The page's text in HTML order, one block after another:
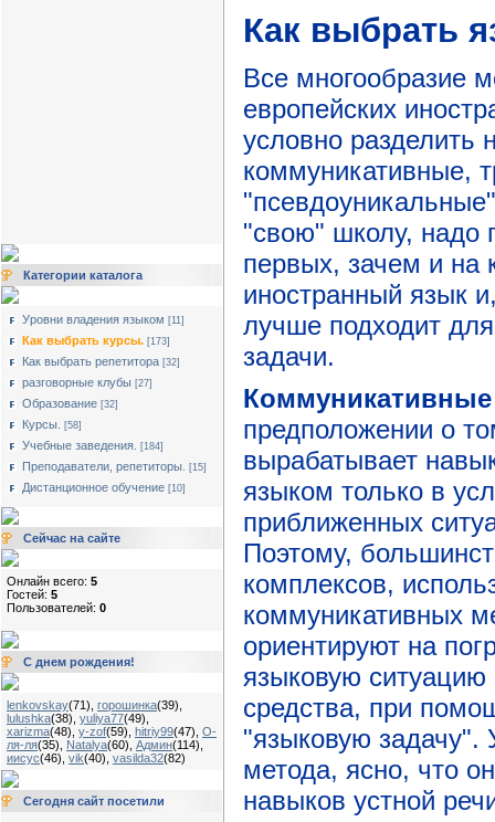
Категории каталога
Уровни владения языком [11]
Как выбрать курсы. [173]
Как выбрать репетитора [32]
разговорные клубы [27]
Образование [32]
Курсы. [58]
Учебные заведения. [184]
Преподаватели, репетиторы. [15]
Дистанционное обучение [10]
Сейчас на сайте
Онлайн всего: 5
Гостей: 5
Пользователей: 0
С днем рождения!
lenkovskay(71) горошинка(39)
lulushka(38) yuliya77(49)
xarizma(48) y-zof(59) hitriy99(47) О-
ля-ля(35) Natalya(60) Админ(114)
иисус(46) vik(40) vasilda32(82)
Сегодня сайт посетили
Как выбрать
Все многообразие
европейских
условно разделить
коммуникативные,
"свою" школу, надо
первых, зачем и на
иностранный язык
лучше подходит
задачи.
предположении о
вырабатывает
языком только в
приближенных
Поэтому,
комплексов,
коммуникативных
ориентируют на
языковую
средства, при
"языковую
метода, ясно, что
навыков устной